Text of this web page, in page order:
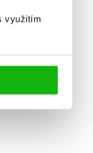
využitím